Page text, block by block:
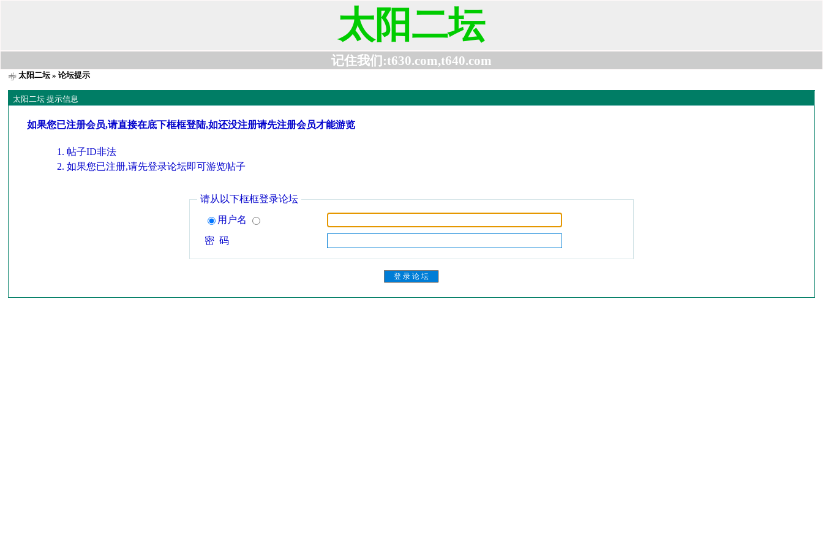
太阳二坛
记住我们:t630.com,t640.com
太阳二坛» 论坛提示
太阳二坛 提示信息
如果您已注册会员,请直接在底下框框登陆,如还没注册请先注册会员才能游览
帖子ID非法
如果您已注册,请先登录论坛即可游览帖子
请从以下框框登录论坛
用户名
密 码